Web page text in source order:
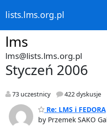
lists.lms.org.pl
lms
lms@lists.lms.org.pl
Styczeń 2006
73 uczestnicy 422 dyskusje
Re: LMS i FEDORA
by Przemek SAKO